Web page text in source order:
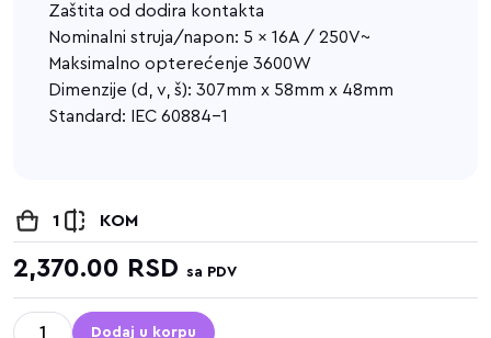
Zaštita od dodira kontakta
Nominalni struja/napon: 5 x 16A / 250V~
Maksimalno opterećenje 3600W
Dimenzije (d, v, š): 307mm x 58mm x 48mm
Standard: IEC 60884-1
1 KOM
2,370.00 RSD sa PDV
Dodaj u korpu